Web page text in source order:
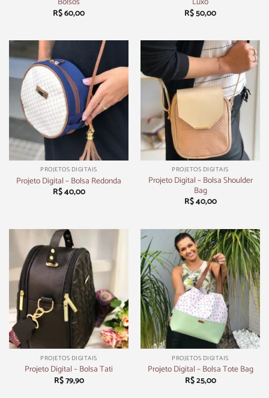
R$60,00
R$50,00
PROJETOS DIGITAIS
Projeto Digital – Bolsa Redonda
R$40,00
PROJETOS DIGITAIS
Projeto Digital – Bolsa Shoulder
Bag
R$40,00
PROJETOS DIGITAIS
Projeto Digital – Bolsa Tati
R$79,90
PROJETOS DIGITAIS
Projeto Digital – Bolsa Tote Bag
R$25,00